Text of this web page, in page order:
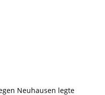
Neuhausen legte